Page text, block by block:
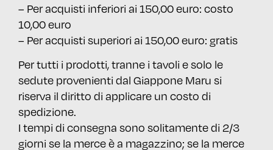
– Per acquisti inferiori ai 150,00 euro: costo
10,00 euro
– Per acquisti superiori ai 150,00 euro: gratis
Per tutti i prodotti, tranne i tavoli e solo le
sedute provenienti dal Giappone Maru si
riserva il diritto di applicare un costo di
spedizione.
I tempi di consegna sono solitamente di 2/3
giorni se la merce è a magazzino; se la merce